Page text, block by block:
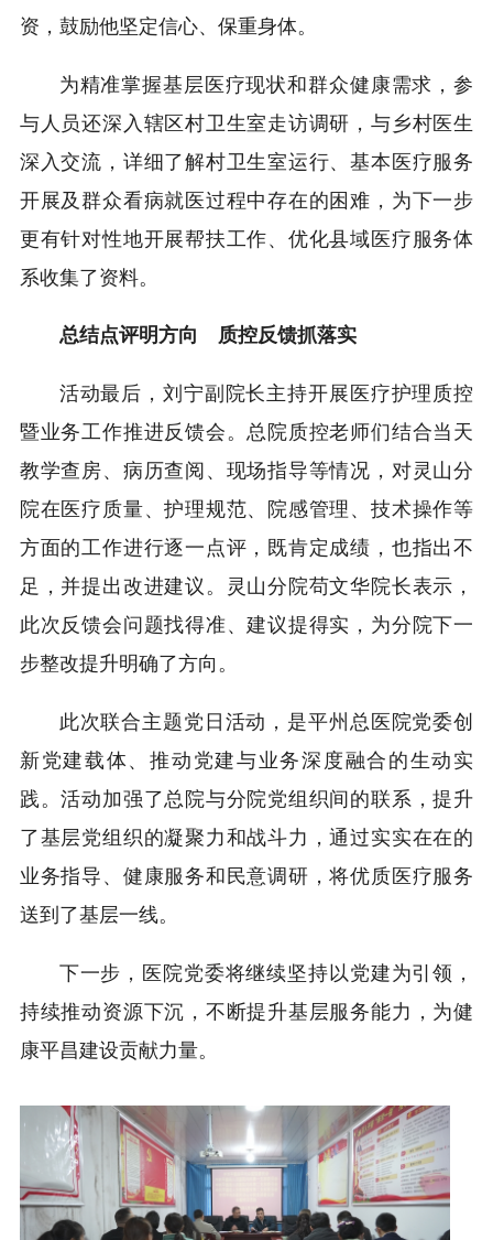
资，鼓励他坚定信心、保重身体。
为精准掌握基层医疗现状和群众健康需求，参
与人员还深入辖区村卫生室走访调研，与乡村医生
深入交流，详细了解村卫生室运行、基本医疗服务
开展及群众看病就医过程中存在的困难，为下一步
更有针对性地开展帮扶工作、优化县域医疗服务体
系收集了资料。
总结点评明方向 质控反馈抓落实
活动最后，刘宁副院长主持开展医疗护理质控
暨业务工作推进反馈会。总院质控老师们结合当天
教学查房、病历查阅、现场指导等情况，对灵山分
院在医疗质量、护理规范、院感管理、技术操作等
方面的工作进行逐一点评，既肯定成绩，也指出不
足，并提出改进建议。灵山分院苟文华院长表示，
此次反馈会问题找得准、建议提得实，为分院下一
步整改提升明确了方向。
此次联合主题党日活动，是平州总医院党委创
新党建载体、推动党建与业务深度融合的生动实
践。活动加强了总院与分院党组织间的联系，提升
了基层党组织的凝聚力和战斗力，通过实实在在的
业务指导、健康服务和民意调研，将优质医疗服务
送到了基层一线。
下一步，医院党委将继续坚持以党建为引领，
持续推动资源下沉，不断提升基层服务能力，为健
康平昌建设贡献力量。